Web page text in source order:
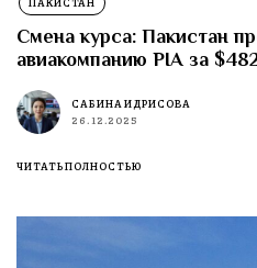
Смена курса: Пакистан
авиакомпанию PIA за
САБИНА ИДРИСОВА
26.12.2025
ЧИТАТЬ ПОЛНОСТЬЮ